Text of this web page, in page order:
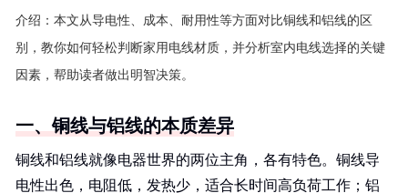
介绍： 本文从导电性、成本、耐用性等方面对比铜线和铝线的区
别，教你如何轻松判断家用电线材质，并分析室内电线选择的关键
因素，帮助读者做出明智决策。
一、铜线与铝线的本质差异
铜线和铝线就像电器世界的两位主角，各有特色。铜线导
电性出色，电阻低，发热少，适合长时间高负荷工作；铝